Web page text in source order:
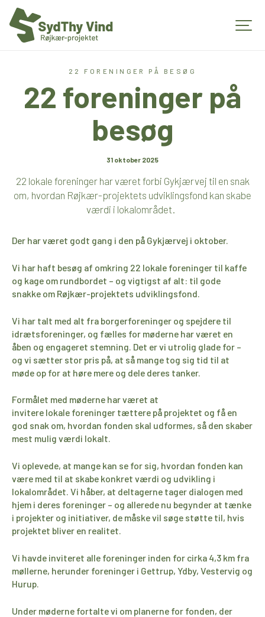
22 FORENINGER PÅ BESØG
22 foreninger på
besøg
31 oktober 2025
22 lokale foreninger har været forbi Gykjærvej til en snak
om, hvordan Røjkær-projektets udviklingsfond kan skabe
værdi i lokalområdet.
Der har været godt gang i den på Gykjærvej i oktober.
Vi har haft besøg af omkring 22 lokale foreninger til kaffe
og kage om rundbordet – og vigtigst af alt: til gode
snakke om Røjkær-projektets udviklingsfond.
Vi har talt med alt fra borgerforeninger og spejdere til
idrætsforeninger, og fælles for møderne har været en
åben og engageret stemning. Det er vi utrolig glade for –
og vi sætter stor pris på, at så mange tog sig tid til at
møde op for at høre mere og dele deres tanker.
Formålet med møderne har været at
invitere lokale foreninger tættere på projektet og få en
god snak om, hvordan fonden skal udformes, så den skaber
mest mulig værdi lokalt.
Vi oplevede, at mange kan se for sig, hvordan fonden kan
være med til at skabe konkret værdi og udvikling i
lokalområdet. Vi håber, at deltagerne tager dialogen med
hjem i deres foreninger – og allerede nu begynder at tænke
i projekter og initiativer, de måskevil søge støtte til, hvis
projektet bliver en realitet.
Vi havde inviteret alle foreninger inden for cirka 4,3 km fra
møllerne, herunder foreninger i Gettrup, Ydby, Vestervig og
Hurup.
Under møderne fortalte vi om planerne for fonden, der